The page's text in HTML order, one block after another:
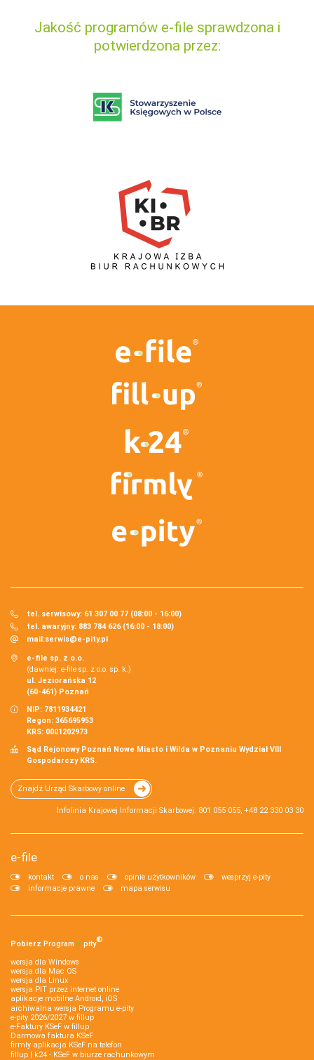
Jakość programów e-file sprawdzona i
potwierdzona przez:
tel. serwisowy: 61 307 00 77 (08:00 - 16:00)
tel. awaryjny: 883 784 626 (16:00 - 18:00)
mail:serwis@e-pity.pl
e-file sp. z o.o.
(dawniej: e-file sp. z o.o. sp. k.)
ul. Jeziorańska 12
(60-461) Poznań
NIP: 7811934421
Regon: 365695953
KRS: 0001202973
Sąd Rejonowy Poznań Nowe Miasto i Wilda w Poznaniu Wydział VIII
Gospodarczy KRS.
Znajdź Urząd Skarbowy online
Infolinia Krajowej Informacji Skarbowej: 801 055 055, +48 22 330 03 30
e-file
kontakt o nas opinie użytkowników
wesprzyj e-pity
informacje prawne
mapa serwisu
Pobierz Program e‑pity®
wersja dla Windows
wersja dla Mac OS
wersja dla Linux
wersja PIT przez internet online
aplikacje mobilne Android, iOS
archiwalna wersja Programu e-pity
e-pity 2026/2027 w fillup
e‑Faktury KSeF w fillup
Darmowa faktura KSeF
firmly aplikacja KSeF na telefon
fillup | k24 - KSeF w biurze rachunkowym